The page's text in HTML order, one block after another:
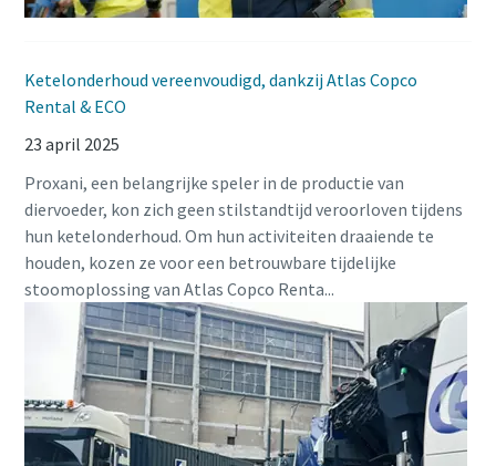
Ketelonderhoud vereenvoudigd, dankzij Atlas Copco
Rental & ECO
23 april 2025
Proxani, een belangrijke speler in de productie van
diervoeder, kon zich geen stilstandtijd veroorloven tijdens
hun ketelonderhoud. Om hun activiteiten draaiende te
houden, kozen ze voor een betrouwbare tijdelijke
stoomoplossing van Atlas Copco Renta...